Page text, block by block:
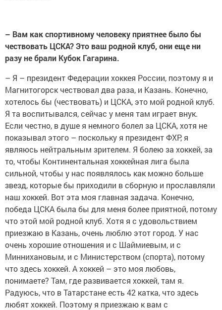
– Вам как спортивному человеку приятнее было бы
чествовать ЦСКА? Это ваш родной клуб, они еще ни
разу не брали Кубок Гагарина.
– Я – президент Федерации хоккея России, поэтому я и
Магнитогорск чествовал два раза, и Казань. Конечно,
хотелось бы (чествовать) и ЦСКА, это мой родной клуб.
Я та воспитывался, сейчас у меня там играет внук.
Если честно, в душе я немного болел за ЦСКА, хотя не
показывал этого – поскольку я президент ФХР, я
являюсь нейтральным зрителем. Я болею за хоккей, за
то, чтобы Континентальная хоккейная лига была
сильной, чтобы у нас появлялось как можно больше
звезд, которые бы приходили в сборную и прославляли
наш хоккей. Вот эта моя главная задача. Конечно,
победа ЦСКА была бы для меня более приятной, потому
что этой мой родной клуб. Хотя я с удовольствием
приезжаю в Казань, очень люблю этот город. У нас
очень хорошие отношения и с Шаймиевым, и с
Миннихановым, и с Министерством (спорта), потому
что здесь хоккей. А хоккей – это моя любовь,
понимаете? Там, где развивается хоккей, там я.
Радуюсь, что в Татарстане есть 42 катка, что здесь
любят хоккей. Поэтому я приезжаю к вам с